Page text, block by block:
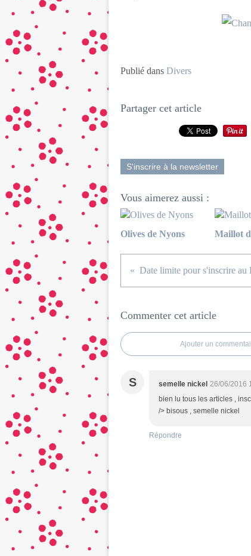
Publié dans Divers
Partager cet article
S'inscrire à la newsletter
Vous aimerez aussi :
Olives de Nyons Maillot
Date limite pour s'inscrire au
Commenter cet article
Ajouter un
S semelle nickel 26/06/2016
bien lu tous les articles ,
/> bisous , semelle nickel
Répondre